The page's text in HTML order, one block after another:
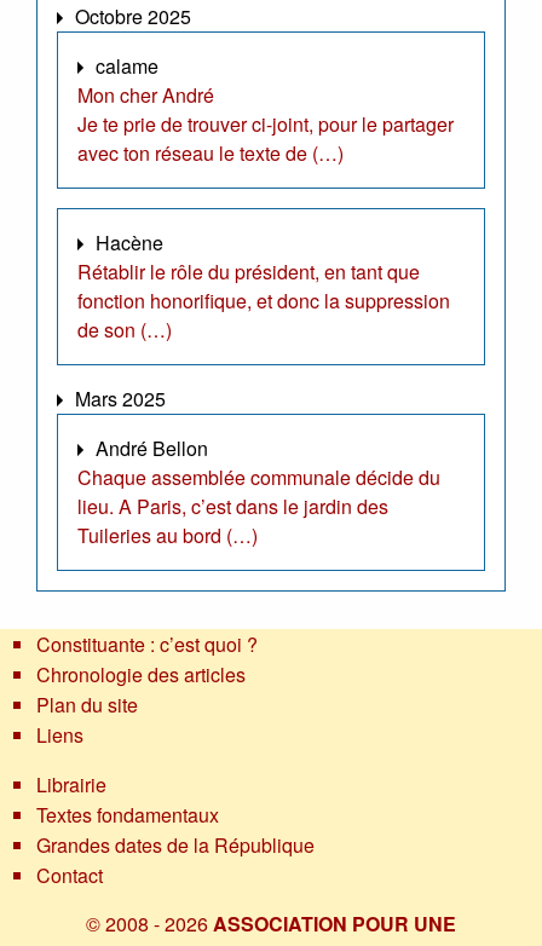
Octobre 2025
calame
Mon cher André
Je te prie de trouver ci-joint, pour le partager
avec ton réseau le texte de (…)
Hacène
Rétablir le rôle du président, en tant que
fonction honorifique, et donc la suppression
de son (…)
Mars 2025
André Bellon
Chaque assemblée communale décide du
lieu. A Paris, c’est dans le jardin des
Tuileries au bord (…)
Constituante : c’est quoi ?
Chronologie des articles
Plan du site
Liens
Librairie
Textes fondamentaux
Grandes dates de la République
Contact
© 2008 - 2026 ASSOCIATION POUR UNE